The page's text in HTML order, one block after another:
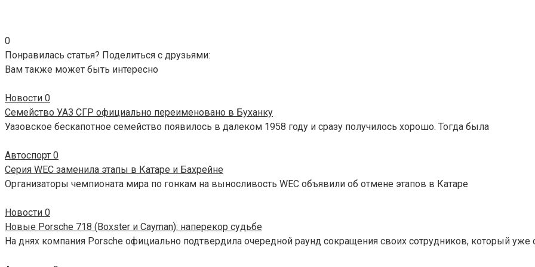
0
Понравилась статья? Поделиться с друзьями:
Вам также может быть интересно
Новости 0
Семейство УАЗ СГР официально переименовано в Буханку
Уазовское бескапотное семейство появилось в далеком 1958 году и сразу получилось хорошо. Тогда была
Автоспорт 0
Серия WEC заменила этапы в Катаре и Бахрейне
Организаторы чемпионата мира по гонкам на выносливость WEC объявили об отмене этапов в Катаре
Новости 0
Новые Porsche 718 (Boxster и Cayman): наперекор судьбе
На днях компания Porsche официально подтвердила очередной раунд сокращения своих сотрудников, который уже